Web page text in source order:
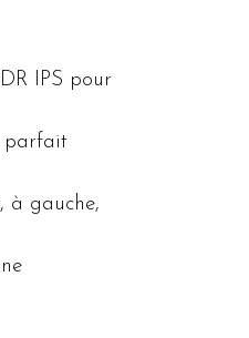
IPS pour
parfait
à gauche,